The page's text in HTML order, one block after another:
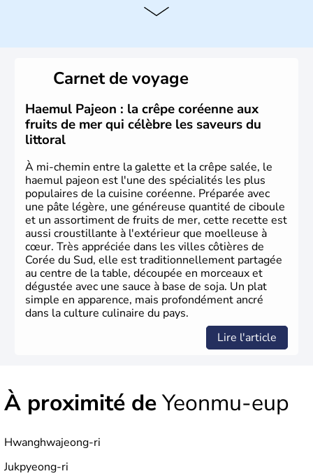
Histoire et administration
christianisme et le bouddhisme en sont les deux
principales religions. Ce pays partage sa culture avec la
Corée du Nord. Les Jeux Olympiques s’y sont déroulés en
1988, de même que la Coupe du Monde de football en
2002, en collaboration avec le Japon.
Carnet de voyage
Haemul Pajeon : la crêpe coréenne aux
fruits de mer qui célèbre les saveurs du
littoral
À mi-chemin entre la galette et la crêpe salée, le
haemul pajeon est l'une des spécialités les plus
populaires de la cuisine coréenne. Préparée avec
une pâte légère, une généreuse quantité de ciboule
et un assortiment de fruits de mer, cette recette est
aussi croustillante à l'extérieur que moelleuse à
cœur. Très appréciée dans les villes côtières de
Corée du Sud, elle est traditionnellement partagée
au centre de la table, découpée en morceaux et
dégustée avec une sauce à base de soja. Un plat
simple en apparence, mais profondément ancré
dans la culture culinaire du pays.
Lire l'article
À proximité deYeonmu-eup
Hwanghwajeong-ri
Jukpyeong-ri